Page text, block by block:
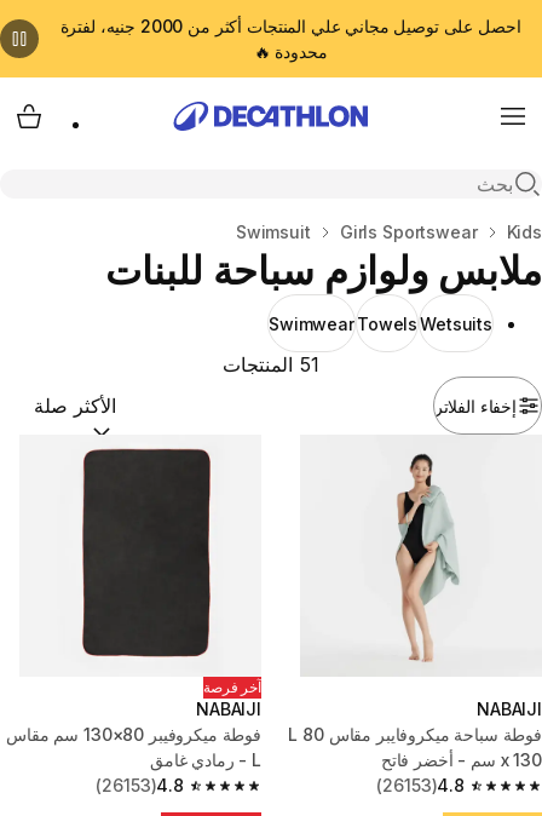
احصل على توصيل مجاني علي المنتجات أكثر من 2000 جنيه، لفترة
محدودة 🔥
Menu
Open search
المنزل
Kids
Girls Sportswear
Swimsuit
ملابس ولوازم سباحة للبنات
Wetsuits
Towels
Swimwear
إخفاء الفلاتر
51 المنتجات
ترتيب حسب:
NABAIJI
فوطة سباحة ميكروفايبر مقاس L 80
x 130 سم - أخضر فاتح
4.8
4.8 out of 5 stars from 26153 reviews
(26153)
آخر فرصة
NABAIJI
فوطة ميكروفيبر 80×130 سم مقاس
L - رمادي غامق
4.8
4.8 out of 5 stars from 26153 reviews
(26153)